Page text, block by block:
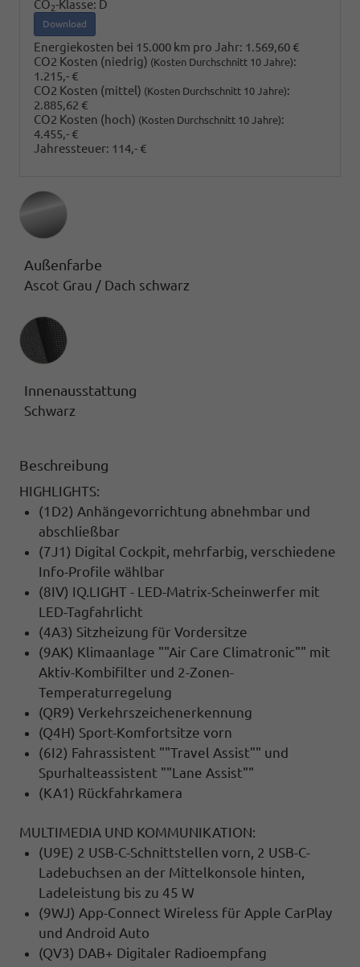
CO2-Klasse: D
Download
Energiekosten bei 15.000 km pro Jahr: 1.569,60 €
CO2 Kosten (niedrig) (Kosten Durchschnitt 10 Jahre):
1.215,- €
CO2 Kosten (mittel) (Kosten Durchschnitt 10 Jahre):
2.885,62 €
CO2 Kosten (hoch) (Kosten Durchschnitt 10 Jahre):
4.455,- €
Jahressteuer: 114,- €
Außenfarbe
Ascot Grau / Dach schwarz
Innenausstattung
Innenausstattung
Schwarz
Beschreibung
HIGHLIGHTS:
(1D2) Anhängevorrichtung abnehmbar und
abschließbar
(7J1) Digital Cockpit, mehrfarbig, verschiedene
Info-Profile wählbar
(8IV) IQ.LIGHT - LED-Matrix-Scheinwerfer mit
LED-Tagfahrlicht
(4A3) Sitzheizung für Vordersitze
(9AK) Klimaanlage ""Air Care Climatronic"" mit
Aktiv-Kombifilter und 2-Zonen-
Temperaturregelung
(QR9) Verkehrszeichenerkennung
(Q4H) Sport-Komfortsitze vorn
(6I2) Fahrassistent ""Travel Assist"" und
Spurhalteassistent ""Lane Assist""
(KA1) Rückfahrkamera
MULTIMEDIA UND KOMMUNIKATION:
(U9E) 2 USB-C-Schnittstellen vorn, 2 USB-C-
Ladebuchsen an der Mittelkonsole hinten,
Ladeleistung bis zu 45 W
(9WJ) App-Connect Wireless für Apple CarPlay
und Android Auto
(QV3) DAB+ Digitaler Radioempfang